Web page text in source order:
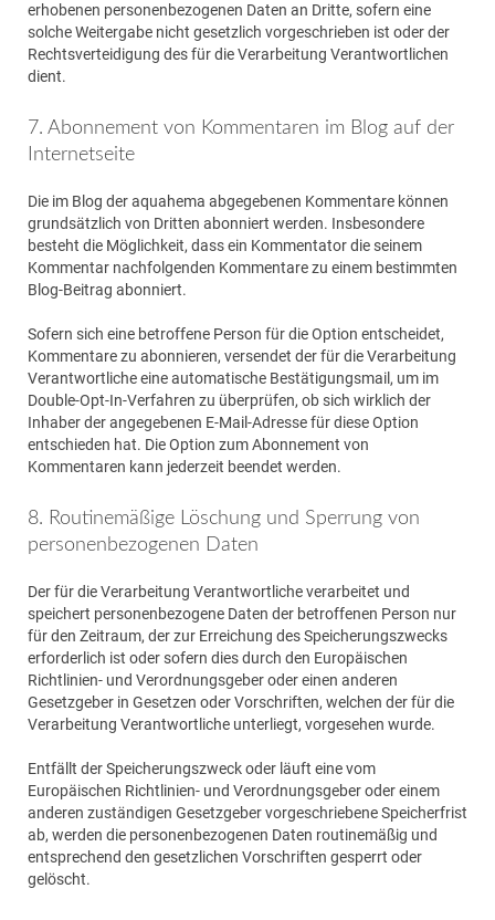
erhobenen personenbezogenen Daten an Dritte, sofern eine
solche Weitergabe nicht gesetzlich vorgeschrieben ist oder der
Rechtsverteidigung des für die Verarbeitung Verantwortlichen
dient.
7. Abonnement von Kommentaren im Blog auf der
Internetseite
Die im Blog der aquahema abgegebenen Kommentare können
grundsätzlich von Dritten abonniert werden. Insbesondere
besteht die Möglichkeit, dass ein Kommentator die seinem
Kommentar nachfolgenden Kommentare zu einem bestimmten
Blog-Beitrag abonniert.
Sofern sich eine betroffene Person für die Option entscheidet,
Kommentare zu abonnieren, versendet der für die Verarbeitung
Verantwortliche eine automatische Bestätigungsmail, um im
Double-Opt-In-Verfahren zu überprüfen, ob sich wirklich der
Inhaber der angegebenen E-Mail-Adresse für diese Option
entschieden hat. Die Option zum Abonnement von
Kommentaren kann jederzeit beendet werden.
8. Routinemäßige Löschung und Sperrung von
personenbezogenen Daten
Der für die Verarbeitung Verantwortliche verarbeitet und
speichert personenbezogene Daten der betroffenen Person nur
für den Zeitraum, der zur Erreichung des Speicherungszwecks
erforderlich ist oder sofern dies durch den Europäischen
Richtlinien- und Verordnungsgeber oder einen anderen
Gesetzgeber in Gesetzen oder Vorschriften, welchen der für die
Verarbeitung Verantwortliche unterliegt, vorgesehen wurde.
Entfällt der Speicherungszweck oder läuft eine vom
Europäischen Richtlinien- und Verordnungsgeber oder einem
anderen zuständigen Gesetzgeber vorgeschriebene Speicherfrist
ab, werden die personenbezogenen Daten routinemäßig und
entsprechend den gesetzlichen Vorschriften gesperrt oder
gelöscht.